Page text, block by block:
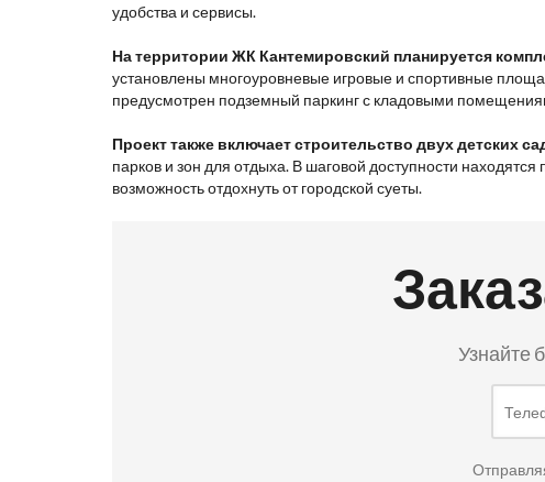
удобства и сервисы.
На территории ЖК Кантемировский планируется
установлены многоуровневые игровые и спортивные
предусмотрен подземный паркинг с кладовыми
Проект также включает строительство двух детских
парков и зон для отдыха. В шаговой доступности
возможность отдохнуть от городской суеты.
Узнайте